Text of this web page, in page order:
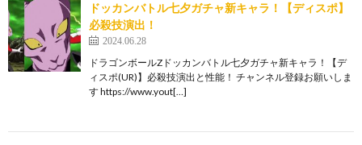
ドッカンバトル七夕ガチャ新キャラ！【ディスポ】
必殺技演出！
2024.06.28
ドラゴンボールZドッカンバトル七夕ガチャ新キャラ！【デ
ィスポ(UR)】必殺技演出と性能！ チャンネル登録お願いしま
す https://www.yout[…]